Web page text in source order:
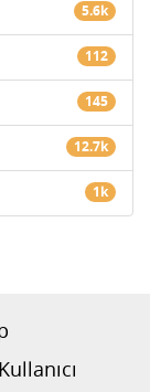
5.6k
112
145
12.7k
1k
Kullanıcı